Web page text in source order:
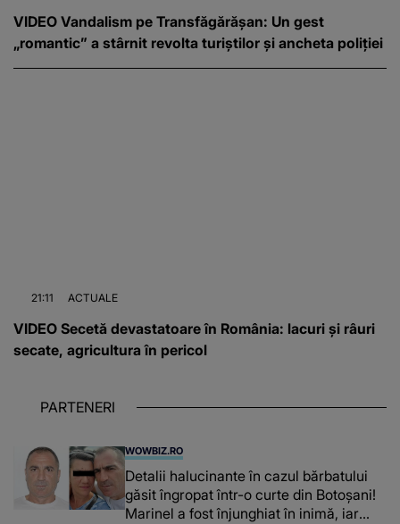
VIDEO Vandalism pe Transfăgărășan: Un gest
„romantic” a stârnit revolta turiștilor și ancheta poliției
21:11 ACTUALE
VIDEO Secetă devastatoare în România: lacuri și râuri
secate, agricultura în pericol
PARTENERI
WOWBIZ.RO
Detalii halucinante în cazul bărbatului
găsit îngropat într-o curte din Botoșani!
Marinel a fost înjunghiat în inimă, iar